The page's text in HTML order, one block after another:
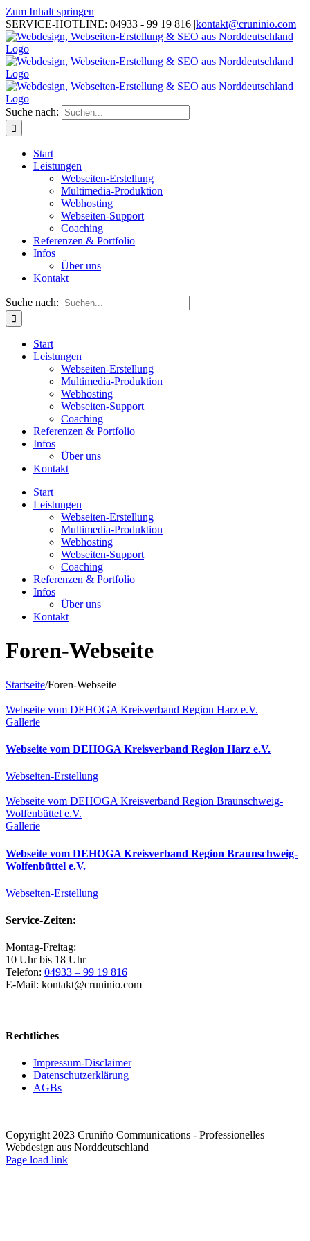
Zum Inhalt springen
SERVICE-HOTLINE: 04933 - 99 19 816 |kontakt@cruninio.com
Suche nach:
Start
Leistungen
Webseiten-Erstellung
Multimedia-Produktion
Webhosting
Webseiten-Support
Coaching
Referenzen & Portfolio
Infos
Über uns
Kontakt
Suche nach:
Start
Leistungen
Webseiten-Erstellung
Multimedia-Produktion
Webhosting
Webseiten-Support
Coaching
Referenzen & Portfolio
Infos
Über uns
Kontakt
Start
Leistungen
Webseiten-Erstellung
Multimedia-Produktion
Webhosting
Webseiten-Support
Coaching
Referenzen & Portfolio
Infos
Über uns
Kontakt
Foren-Webseite
Startseite/Foren-Webseite
Webseite vom DEHOGA Kreisverband Region Harz e.V.
Gallerie
Webseite vom DEHOGA Kreisverband Region Harz e.V.
Webseiten-Erstellung
Webseite vom DEHOGA Kreisverband Region Braunschweig-
Wolfenbüttel e.V.
Gallerie
Webseite vom DEHOGA Kreisverband Region Braunschweig-
Wolfenbüttel e.V.
Webseiten-Erstellung
Service-Zeiten:
Montag-Freitag:
10 Uhr bis 18 Uhr
Telefon: 04933 – 99 19 816
E-Mail: kontakt@cruninio.com
Rechtliches
Impressum-Disclaimer
Datenschutzerklärung
AGBs
Copyright 2023 Cruniño Communications - Professionelles
Webdesign aus Norddeutschland
Page load link